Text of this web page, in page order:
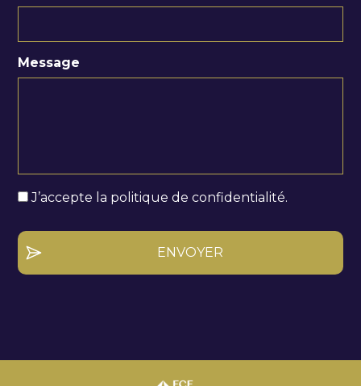
Message
* J’accepte la politique de confidentialité.